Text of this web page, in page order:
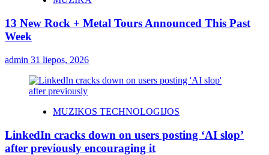
13 New Rock + Metal Tours Announced This Past
Week
admin 31 liepos, 2026
MUZIKOS TECHNOLOGIJOS
LinkedIn cracks down on users posting ‘AI slop’
after previously encouraging it